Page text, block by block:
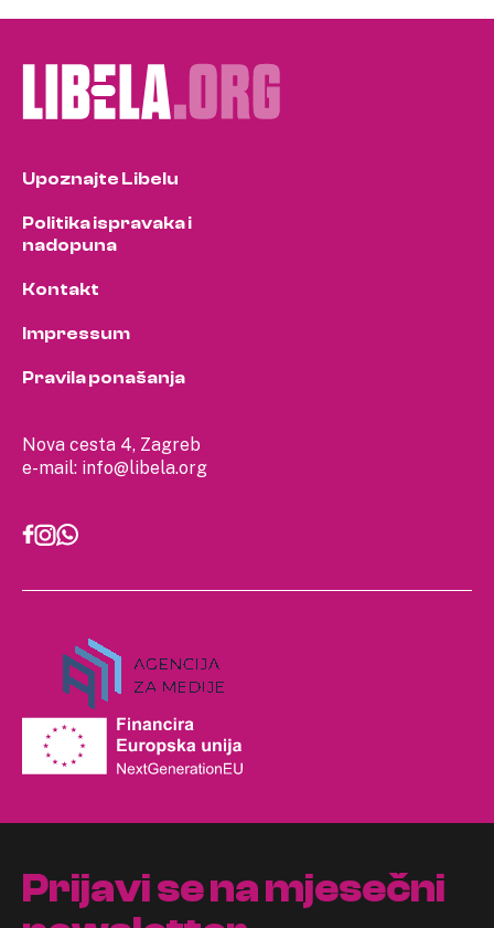
Nova cesta 4, Zagreb
e-mail: info@libela.org
Upoznajte Libelu
Politika ispravaka i
nadopuna
Kontakt
Impressum
Pravila ponašanja
Prijavi se na mjesečni